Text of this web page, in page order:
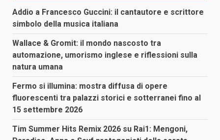
Addio a Francesco Guccini: il cantautore e scrittore
simbolo della musica italiana
Wallace & Gromit: il mondo nascosto tra
automazione, umorismo inglese e riflessioni sulla
natura umana
Fermo si illumina: mostra diffusa di opere
fluorescenti tra palazzi storici e sotterranei fino al
15 settembre 2026
Tim Summer Hits Remix 2026 su Rai1: Mengoni,